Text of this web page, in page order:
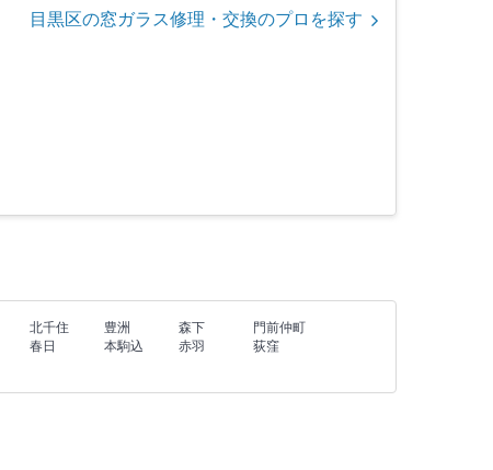
目黒区の窓ガラス修理・交換のプロを探す
北千住 豊洲 森下
門前仲町
春日 本駒込 赤羽
荻窪